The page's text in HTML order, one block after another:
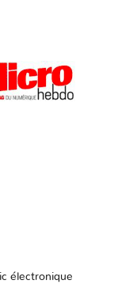
électronique